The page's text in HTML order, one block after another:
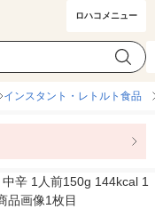
ロハコメニュー
インスタント・レトルト食品